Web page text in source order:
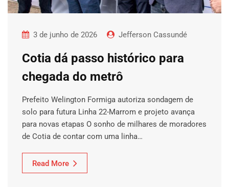
3 de junho de 2026 Jefferson Cassundé
Cotia dá passo histórico para
chegada do metrô
Prefeito Welington Formiga autoriza sondagem de
solo para futura Linha 22-Marrom e projeto avança
para novas etapas O sonho de milhares de moradores
de Cotia de contar com uma linha…
Read More